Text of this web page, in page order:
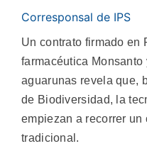
Corresponsal de IPS
Un contrato firmado en
farmacéutica
aguarunas revela que,
de Biodiversidad, la
empiezan a recorrer un
tradicional.